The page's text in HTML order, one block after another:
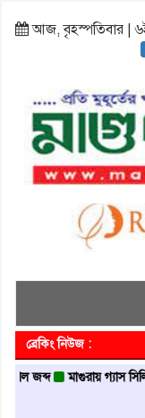
আজ, বৃহস্পতিবার |
ব্রেকিং নিউজ :
মাগুরায় গ্যাস